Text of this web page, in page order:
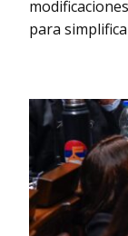
para